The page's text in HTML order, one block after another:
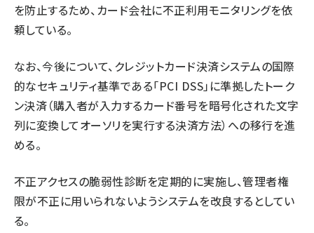
を防止するため、カード会社に不正利用モニタリングを依
頼している。
なお、今後について、クレジットカード決済システムの国際
的なセキュリティ基準である「PCI DSS」に準拠したトーク
ン決済（購入者が入力するカード番号を暗号化された文字
列に変換してオーソリを実行する決済方法）への移行を進
める。
不正アクセスの脆弱性診断を定期的に実施し、管理者権
限が不正に用いられないようシステムを改良するとしてい
る。